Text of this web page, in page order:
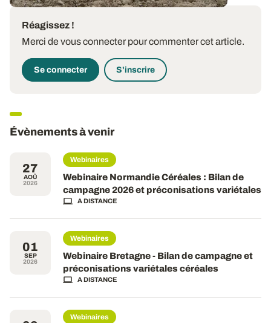
Réagissez !
Merci de vous connecter pour commenter cet article.
Se connecter S'inscrire
Évènements à venir
27
AOÛ
2026
Webinaires
Webinaire Normandie Céréales : Bilan de
campagne 2026 et préconisations variétales
A DISTANCE
01
SEP
2026
Webinaires
Webinaire Bretagne - Bilan de campagne et
préconisations variétales céréales
A DISTANCE
Webinaires